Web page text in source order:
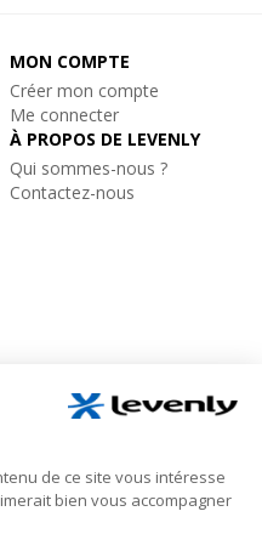
KHz
SMPS
max.
10A
2 voies 10'' 200W rms
MON COMPTE
Créer mon compte
Me connecter
À PROPOS DE LEVENLY
Qui sommes-nous ?
Contactez-nous
légales